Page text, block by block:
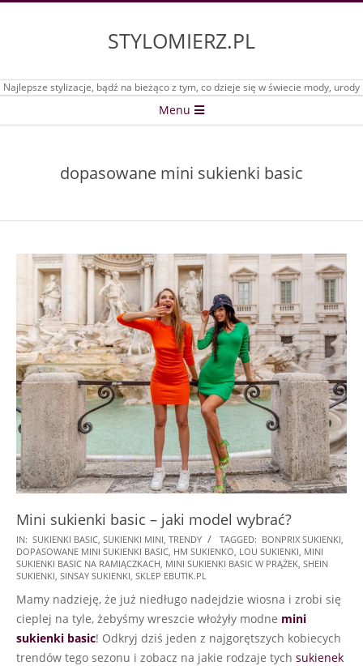
STYLOMIERZ.PL
Najlepsze stylizacje, bądź na bieżąco z tym, co dzieje się w świecie mody, urody
Menu
dopasowane mini sukienki basic
Mini sukienki basic – jaki model wybrać?
2023-
03-
12
IN: SUKIENKI BASIC SUKIENKI MINI TRENDY TAGGED: BONPRIX SUKIENKI
DOPASOWANE MINI SUKIENKI BASIC HM SUKIENKO LOU SUKIENKI MINI
SUKIENKI BASIC NA RAMIĄCZKACH MINI SUKIENKI BASIC W PRĄŻEK SHEIN
SUKIENKI SINSAY SUKIENKI SKLEP EBUTIK.PL
Mamy nadzieję, że już niedługo nadejdzie wiosna i zrobi się
cieplej na tyle, żebyśmy wreszcie włożyły modne mini
sukienki basic! Odkryj dziś jeden z najgorętszych kobiecych
trendów tego sezonu i zobacz na jakie rodzaje tych sukienek